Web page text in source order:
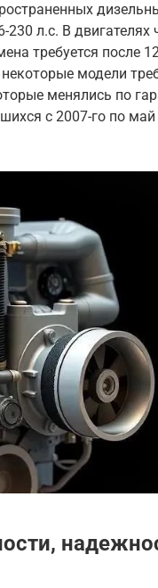
л.с. В двигателях
требуется после
модели
менялись по
с 2007-го по май